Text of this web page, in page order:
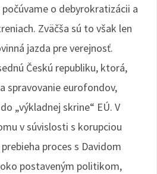
o debyrokratizácii a
Zväčša sú to však len
jazda pre verejnosť.
Českú republiku, ktorá,
spravovanie eurofondov,
„výkladnej skrine“ EÚ. V
v súvislosti s korupciou
proces s Davidom
postaveným politikom,